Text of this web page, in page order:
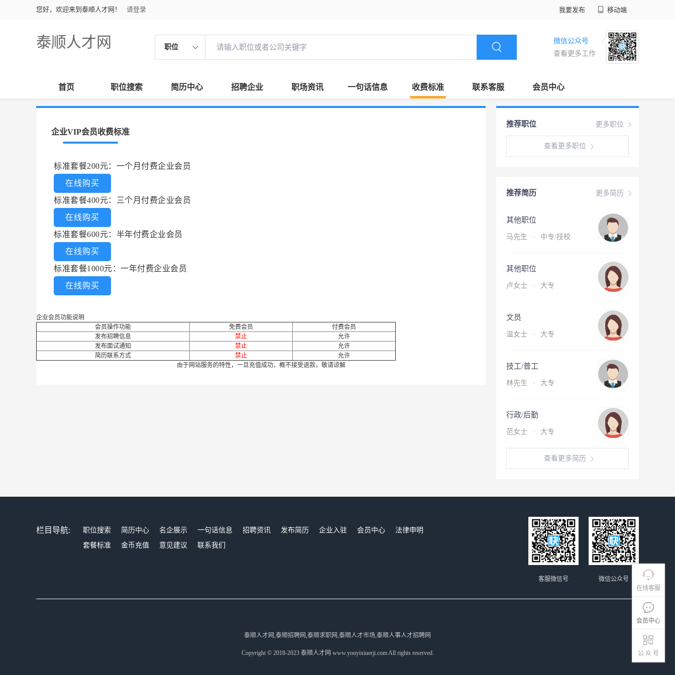
您好，欢迎来到泰顺人才网！ 请登录 我要发布 移动端
泰顺人才网 职位
微信公众号
查看更多工作
首页 职位搜索 简历中心 招聘企业 职场资讯 一句话信息 收费标准 联系客服 会员中心
在线客服
会员中心
公 众 号
企业VIP会员收费标准
标准套餐200元：一个月付费企业会员
在线购买
标准套餐400元：三个月付费企业会员
在线购买
标准套餐600元：半年付费企业会员
在线购买
标准套餐1000元：一年付费企业会员
在线购买
企业会员功能说明
会员操作功能
免费会员
付费会员
发布招聘信息
禁止
允许
发布面试通知
禁止
允许
简历联系方式
禁止
允许
由于网站服务的特性，一旦充值成功，概不接受退款，敬请谅解
更多职位
推荐职位
查看更多职位
更多简历
推荐简历
其他职位
马先生 · 中专/技校
其他职位
卢女士 · 大专
文员
温女士 · 大专
技工/普工
林先生 · 大专
行政/后勤
范女士 · 大专
查看更多简历
栏目导航: 职位搜索 简历中心 名企展示 一句话信息 招聘资讯 发布简历 企业入驻 会员中心
法律申明
套餐标准
金币充值 意见建议 联系我们
微信公众号
客服微信号
泰顺人才网,泰顺招聘网,泰顺求职网,泰顺人才市场,泰顺人事人才招聘网
Copyright © 2018-2023 泰顺人才网 www.youyixiuerji.com All rights reserved.